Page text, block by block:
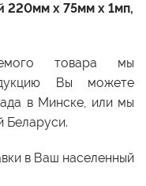
220мм х 75мм х 1мп,
товара мы
Вы можете
в Минске, или мы
Беларуси.
в Ваш населенный